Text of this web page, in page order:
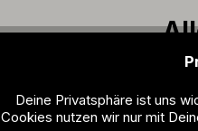
Deine Privatsphäre ist uns
Cookies nutzen wir nur mit